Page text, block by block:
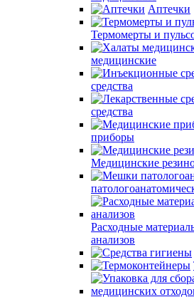
Аптечки
Термомерты и
медицинские
средства
средства
приборы
Медицинские
Расходные
анализов